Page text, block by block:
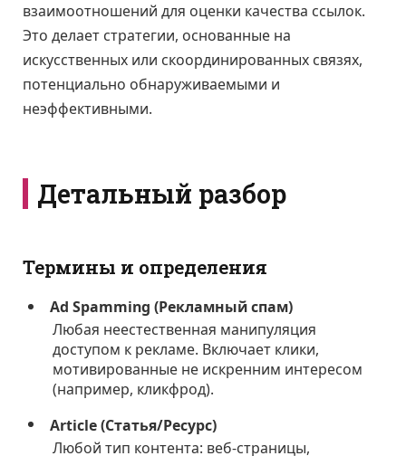
взаимоотношений для оценки качества ссылок.
Это делает стратегии, основанные на
искусственных или скоординированных связях,
потенциально обнаруживаемыми и
неэффективными.
Детальный разбор
Термины и определения
Ad Spamming (Рекламный спам)
Любая неестественная манипуляция
доступом к рекламе. Включает клики,
мотивированные не искренним интересом
(например, кликфрод).
Article (Статья/Ресурс)
Любой тип контента: веб-страницы,